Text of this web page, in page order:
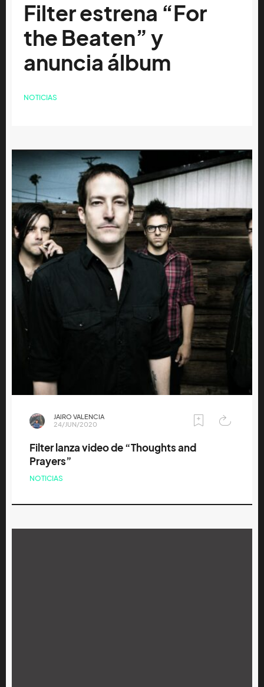
Filter estrena “For
the Beaten” y
anuncia álbum
NOTICIAS
JAIRO VALENCIA
24/JUN/2020
Filter lanza video de “Thoughts and
Prayers”
NOTICIAS